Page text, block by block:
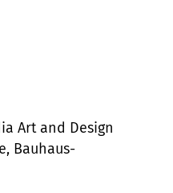
Art and Design
Bauhaus-